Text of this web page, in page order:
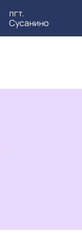
пгт.
Сусанино